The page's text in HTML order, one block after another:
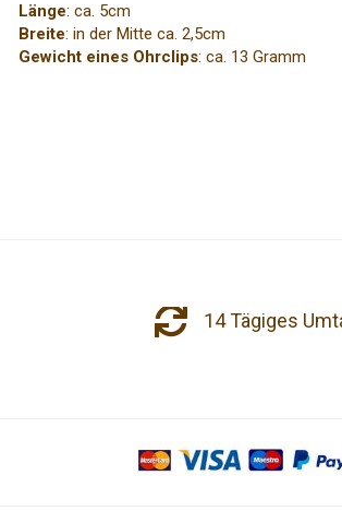
Länge: ca. 5cm
Breite: in der Mitte ca. 2,5cm
Gewicht eines Ohrclips: ca. 13 Gramm
14 Tägiges